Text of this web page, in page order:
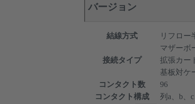
バージョン
結線方式 リフロー
接続タイプ
マザーボ
拡張カー
基板対ケ
コンタクト数
96
コンタクト構成
列a、b、